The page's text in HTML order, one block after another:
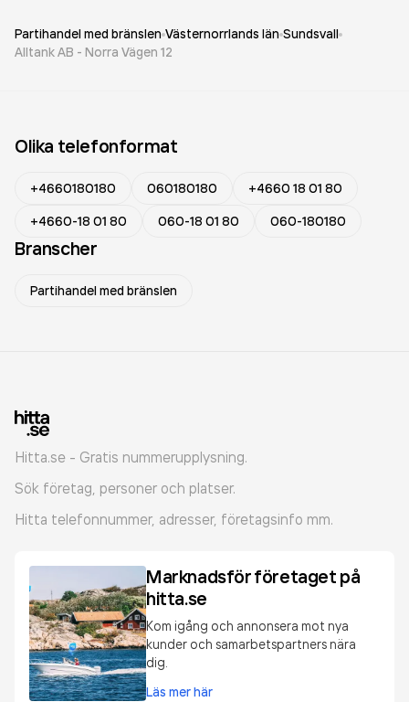
Partihandel med bränslen Västernorrlands län Sundsvall
Alltank AB - Norra Vägen 12
Olika telefonformat
+4660180180 060180180
+4660 18 01 80
+4660-18 01 80
060-18 01 80 060-180180
Branscher
Partihandel med bränslen
Hitta.se - Gratis nummerupplysning.
Sök företag, personer och platser.
Hitta telefonnummer, adresser, företagsinfo mm.
Marknadsför företaget på
hitta.se
Kom igång och annonsera mot nya
kunder och samarbetspartners nära
dig.
Läs mer här